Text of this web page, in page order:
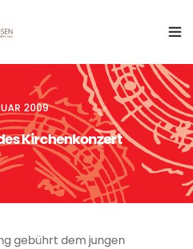
2009
Kirchenkonzert
gebührt dem jungen